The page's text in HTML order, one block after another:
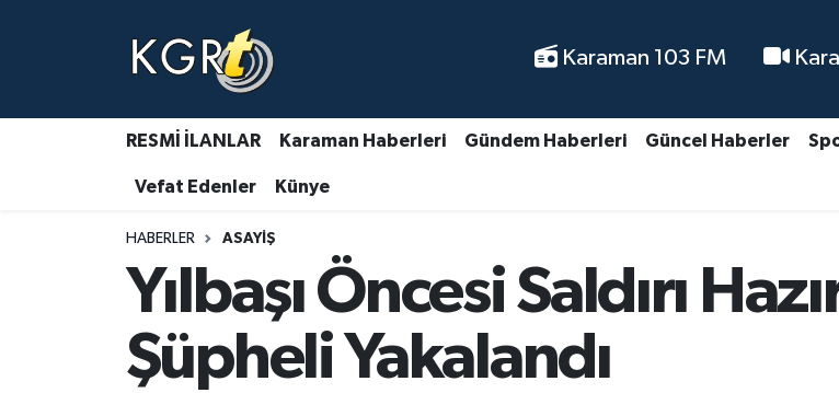
Karaman 103 FM
RESMİ İLANLAR Karaman Haberleri Gündem Haberleri Güncel Haberler
Vefat Edenler Künye
HABERLER ASAYIŞ
Yılbaşı Öncesi Saldırı
Şüpheli Yakalandı
Karaman Haberleri
Gündem Haberleri
Güncel Haberler
Ulusal Haberler